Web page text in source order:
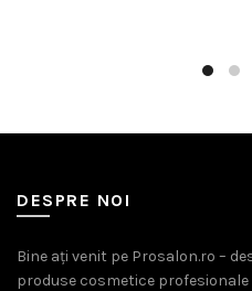
DESPRE NOI
Bine ați venit pe Prosalon.ro –
produse cosmetice